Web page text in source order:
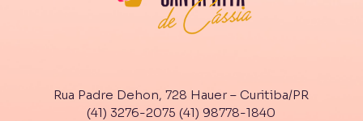
Rua Padre Dehon, 728 Hauer – Curitiba/PR
(41) 3276-2075 (41) 98778-1840